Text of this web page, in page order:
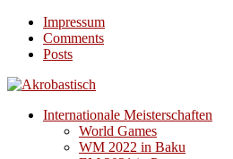
Impressum
Comments
Posts
Internationale Meisterschaften
World Games
WM 2022 in Baku